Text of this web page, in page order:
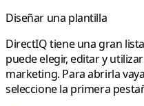
Diseñar una plantilla
DirectIQ tiene una gran
puede elegir, editar y
marketing. Para abrirla
seleccione la primera